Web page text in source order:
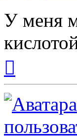
У меня
началу